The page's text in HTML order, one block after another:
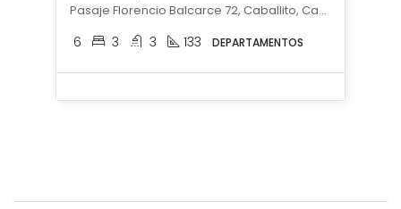
Pasaje Florencio Balcarce 72, Caballito, Capital Federal
6 3 3 133 DEPARTAMENTOS